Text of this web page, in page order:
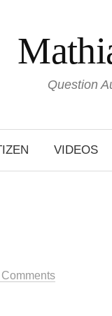
Question
VIDEOS
Comments